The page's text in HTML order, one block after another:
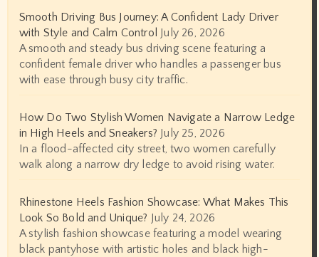
Smooth Driving Bus Journey: A Confident Lady Driver
with Style and Calm Control July 26, 2026
A smooth and steady bus driving scene featuring a
confident female driver who handles a passenger bus
with ease through busy city traffic.
How Do Two Stylish Women Navigate a Narrow Ledge
in High Heels and Sneakers? July 25, 2026
In a flood-affected city street, two women carefully
walk along a narrow dry ledge to avoid rising water.
Rhinestone Heels Fashion Showcase: What Makes This
Look So Bold and Unique? July 24, 2026
A stylish fashion showcase featuring a model wearing
black pantyhose with artistic holes and black high-